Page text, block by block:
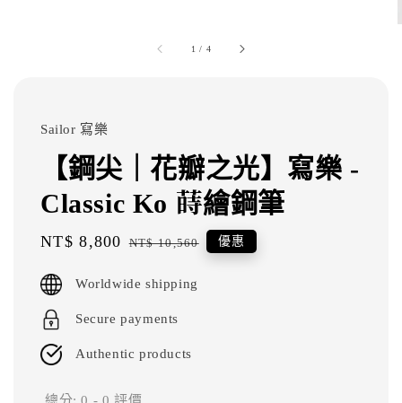
1 / 4
Sailor 寫樂
【鋼尖｜花瓣之光】寫樂 -
Classic Ko 蒔繪鋼筆
Sale
NT$ 8,800 Regular
NT$ 10,560 優惠
Worldwide shipping
Secure payments
Authentic products